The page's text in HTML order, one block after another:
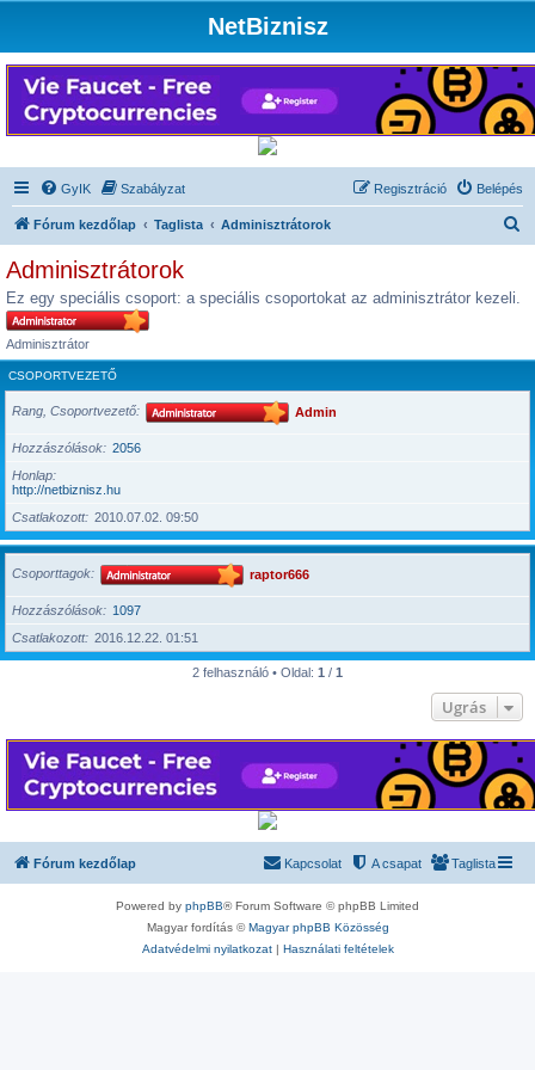
NetBiznisz
GyIK Szabályzat Belépés
Regisztráció
Fórum kezdőlap Taglista Adminisztrátorok
é
s
Adminisztrátorok
Ez egy speciális csoport: a speciális csoportokat az adminisztrátor kezeli.
Adminisztrátor
CSOPORTVEZETŐ
Rang, Csoportvezető Admin
Hozzászólások
2056
Honlap
http://netbiznisz.hu
Csatlakozott
2010.07.02. 09:50
Csoporttagok raptor666
Hozzászólások
1097
Csatlakozott
2016.12.22. 01:51
2 felhasználó • Oldal: 1 / 1
Ugrás
Fórum kezdőlap Taglista
A csapat
Kapcsolat
Powered by phpBB® Forum Software © phpBB Limited
Magyar fordítás ©Magyar phpBB Közösség
Adatvédelmi nyilatkozat| Használati feltételek